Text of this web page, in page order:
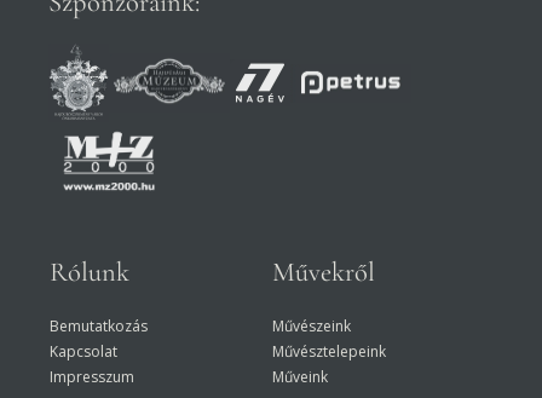
Rólunk
Bemutatkozás
Kapcsolat
Impresszum
Művekről
Művészeink
Művésztelepeink
Műveink